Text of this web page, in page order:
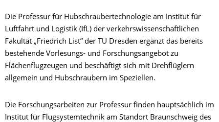
Die Professur für Hubschraubertechnologie am Institut für
Luftfahrt und Logistik (IfL) der verkehrswissenschaftlichen
Fakultät „Friedrich List“ der TU Dresden ergänzt das bereits
bestehende Vorlesungs- und Forschungsangebot zu
Flächenflugzeugen und beschäftigt sich mit Drehflüglern
allgemein und Hubschraubern im Speziellen.
Die Forschungsarbeiten zur Professur finden hauptsächlich im
Institut für Flugsystemtechnik am Standort Braunschweig des